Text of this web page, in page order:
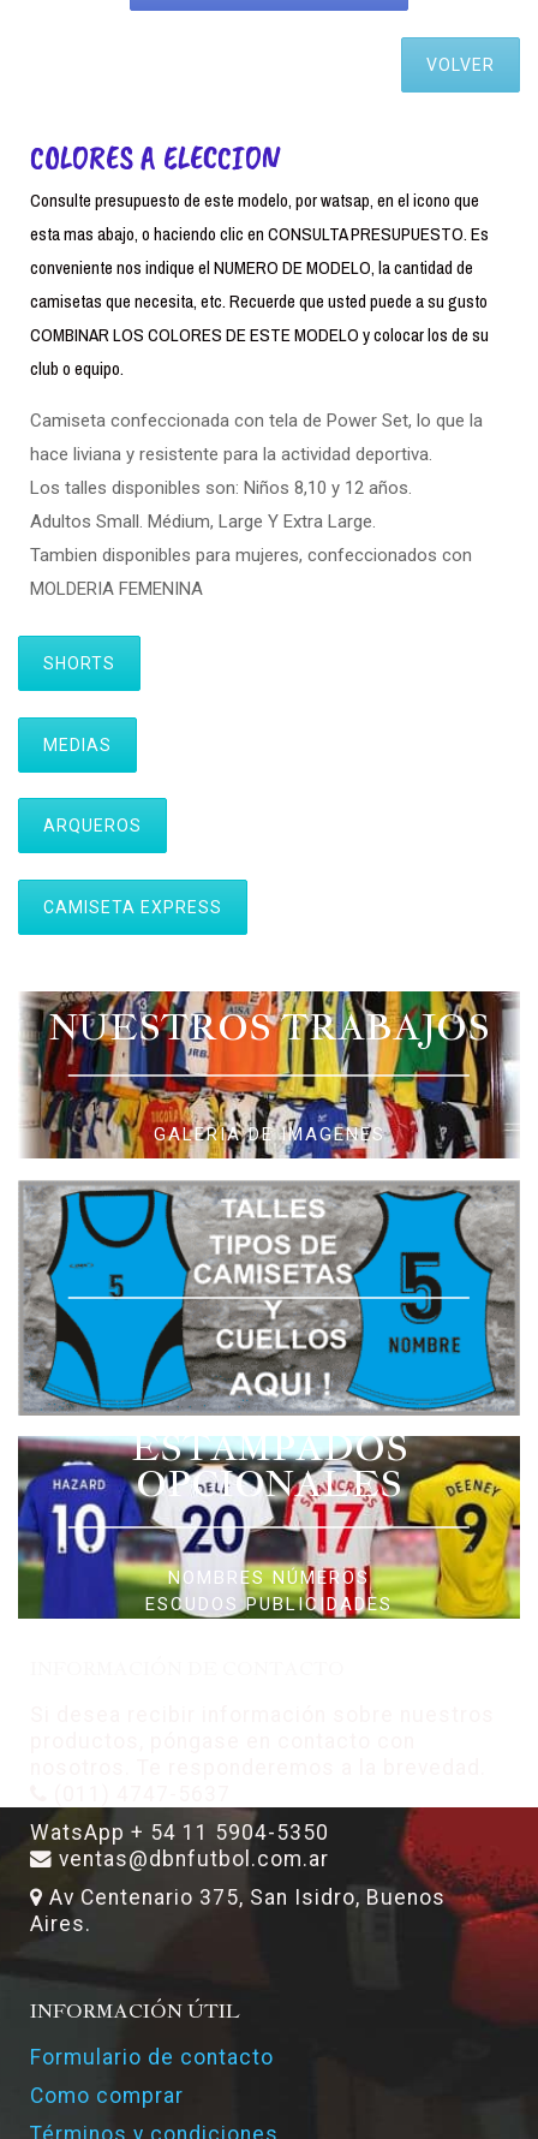
VOLVER
COLORES A ELECCION
Consulte presupuesto de este modelo, por watsap, en el icono que
esta mas abajo, o haciendo clic en CONSULTA PRESUPUESTO. Es
conveniente nos indique el NUMERO DE MODELO, la cantidad de
camisetas que necesita, etc. Recuerde que usted puede a su gusto
COMBINAR LOS COLORES DE ESTE MODELO y colocar los de su
club o equipo.
Camiseta confeccionada con tela de Power Set, lo que la
hace liviana y resistente para la actividad deportiva.
Los talles disponibles son: Niños 8,10 y 12 años.
Adultos Small. Médium, Large Y Extra Large.
Tambien disponibles para mujeres, confeccionados con
MOLDERIA FEMENINA
SHORTS
MEDIAS
ARQUEROS
CAMISETA EXPRESS
NUESTROS TRABAJOS
GALERIA DE IMAGENES
ESTAMPADOS
OPCIONALES
NOMBRES NÚMEROS
ESCUDOS PUBLICIDADES
WatsApp + 54 11 5904-5350
ventas@dbnfutbol.com.ar
Av Centenario 375, San Isidro, Buenos
Aires.
INFORMACIÓN ÚTIL
Formulario de contacto
Como comprar
Términos y condiciones